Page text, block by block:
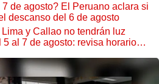
de agosto? El Peruano aclara si
descanso del 6 de agosto
y Callao no tendrán luz
al 7 de agosto: revisa horarios y